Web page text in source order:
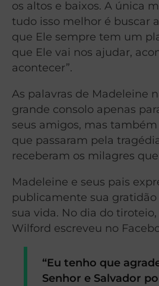
os altos e baixos. A única
tudo isso melhor é buscar
que Ele sempre tem um
que Ele vai nos ajudar,
acontecer”.
As palavras de Madeleine
grande consolo apenas
seus amigos, mas
que passaram pela
receberam os milagres
Madeleine e seus pais
publicamente sua
sua vida. No dia do
Wilford escreveu no
“Eu tenho que
Senhor e Salvador